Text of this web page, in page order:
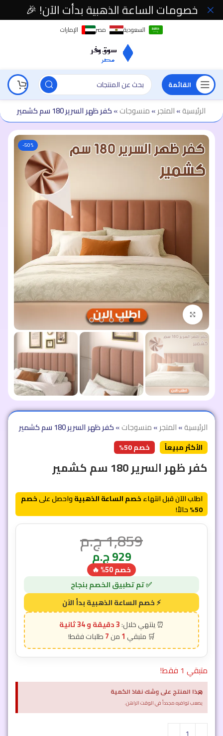
السعودية مصر الإمارات
القائمة
الرئيسية»المتجر»منسوجات»كفر ظهر السرير 180 سم كشمير
-50%
اضغط للتكبير
الرئيسية»المتجر»منسوجات»كفر ظهر السرير 180 سم كشمير
الأكثر مبيعاً خصم 50%
كفر ظهر السرير 180 سم كشمير
اطلب الآن قبل انتهاءخصم الساعة الذهبيةواحصل علىخصم
50% حالاً!
1,859ج.م
929ج.م
خصم 50% 🔥
3 دقيقة و 31 ثانية
1
7
متبقي 1 فقط!
هذا المنتج على وشك نفاذ الكمية
يصعب توافره مجدداً في الوقت الراهن.
×
خصومات الساعة الذهبية بدأت الآن! 🎉